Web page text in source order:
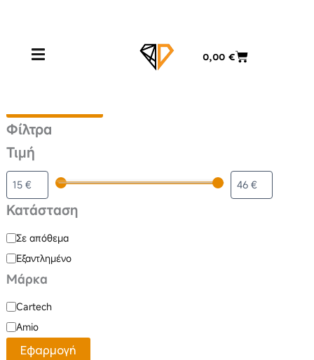
περιεχόμενο
0,00 €Cart
Φιλτράρισμα προϊόντων
Φίλτρα
Τιμή
Κατάσταση
Κατάσταση
Σε απόθεμα
Εξαντλημένο
Μάρκα
Μάρκα
Cartech
Amio
Εφαρμογή